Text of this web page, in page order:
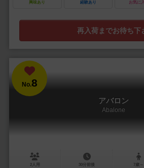
興味あり 経験あり お気に入
再入荷までお待ち下
No.8
アバロン
Abalone
2人用 30分前後 7歳～